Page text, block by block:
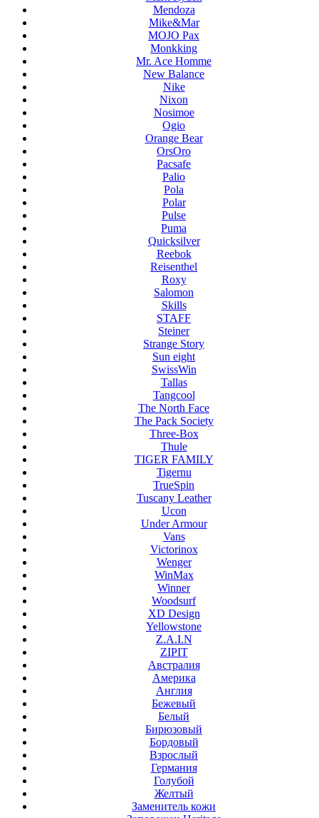
Mendoza
Mike&Mar
MOJO Pax
Monkking
Mr. Ace Homme
New Balance
Nike
Nixon
Nosimoe
Ogio
Orange Bear
OrsOro
Pacsafe
Palio
Pola
Polar
Pulse
Puma
Quicksilver
Reebok
Reisenthel
Roxy
Salomon
Skills
STAFF
Steiner
Strange Story
Sun eight
SwissWin
Tallas
Tangcool
The North Face
The Pack Society
Three-Box
Thule
TIGER FAMILY
Tigernu
TrueSpin
Tuscany Leather
Ucon
Under Armour
Vans
Victorinox
Wenger
WinMax
Winner
Woodsurf
XD Design
Yellowstone
Z.A.I.N
ZIPIT
Австралия
Америка
Англия
Бежевый
Белый
Бирюзовый
Бордовый
Взрослый
Германия
Голубой
Желтый
Заменитель кожи